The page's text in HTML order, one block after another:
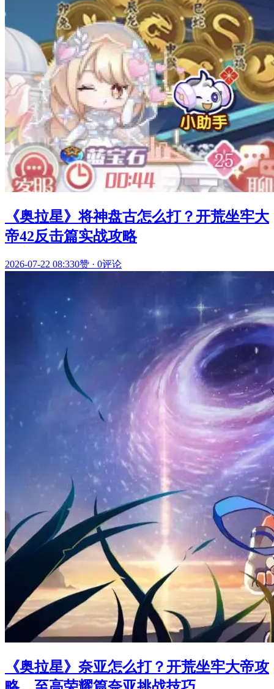
《奥拉星》将神盘古怎么打？开荒坐牢大
帝42反击篇实战攻略
2026-07-22 08:330赞 · 0评论
《奥拉星》奈亚怎么打？开荒坐牢大帝攻